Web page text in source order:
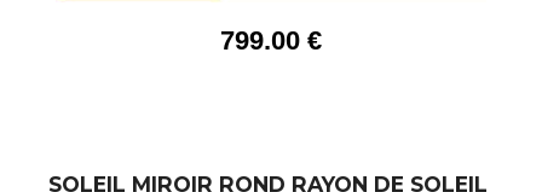
799.00 €
SOLEIL MIROIR ROND RAYON DE SOLEIL